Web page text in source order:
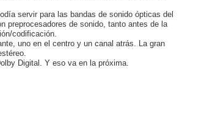
servir para las bandas de sonido ópticas del
preprocesadores de sonido, tanto antes de la
codificación.
uno en el centro y un canal atrás. La gran
Digital. Y eso va en la próxima.